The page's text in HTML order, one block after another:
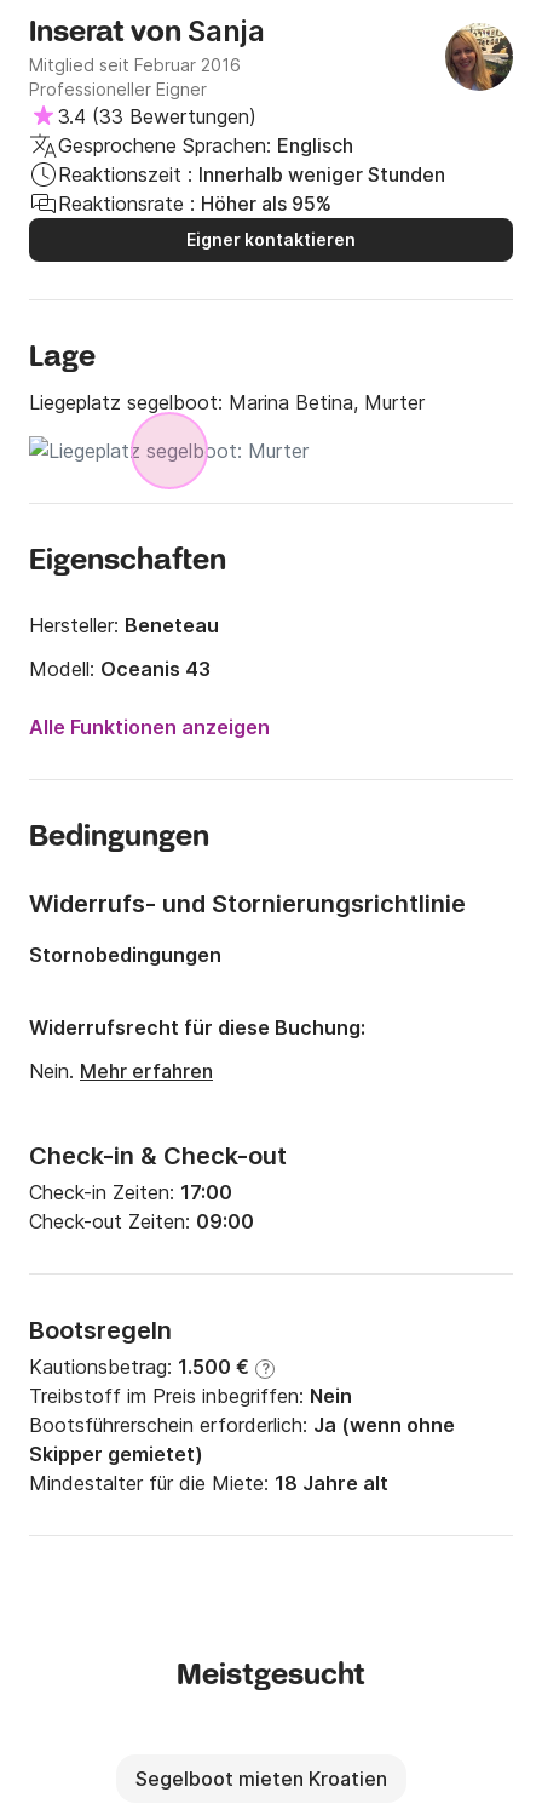
Inserat von Sanja
Mitglied seit Februar 2016
Professioneller Eigner
3.4 (33 Bewertungen)
Gesprochene Sprachen: Englisch
Reaktionszeit : Innerhalb weniger Stunden
Reaktionsrate : Höher als 95%
Eigner kontaktieren
Lage
Liegeplatz segelboot: Marina Betina, Murter
Eigenschaften
Hersteller: Beneteau
Modell: Oceanis 43
Anzahl Schlafplätze:
Tiefgang:1.65m
Motorleistung:54PS
Alle Funktionen anzeigen
Bedingungen
Check-in & Check-out
Check-in Zeiten: 17:00
Check-out Zeiten: 09:00
Bootsregeln
Kautionsbetrag: 1.500 € ?
Treibstoff im Preis inbegriffen: Nein
Bootsführerschein erforderlich: Ja (wenn ohne
Skipper gemietet)
Mindestalter für die Miete: 18 Jahre alt
Widerrufs- und Stornierungsrichtlinie
Stornobedingungen
Widerrufsrecht für diese Buchung:
Nein. Mehr erfahren
Meistgesucht
Segelboot mieten Kroatien